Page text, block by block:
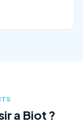
a Biot ?